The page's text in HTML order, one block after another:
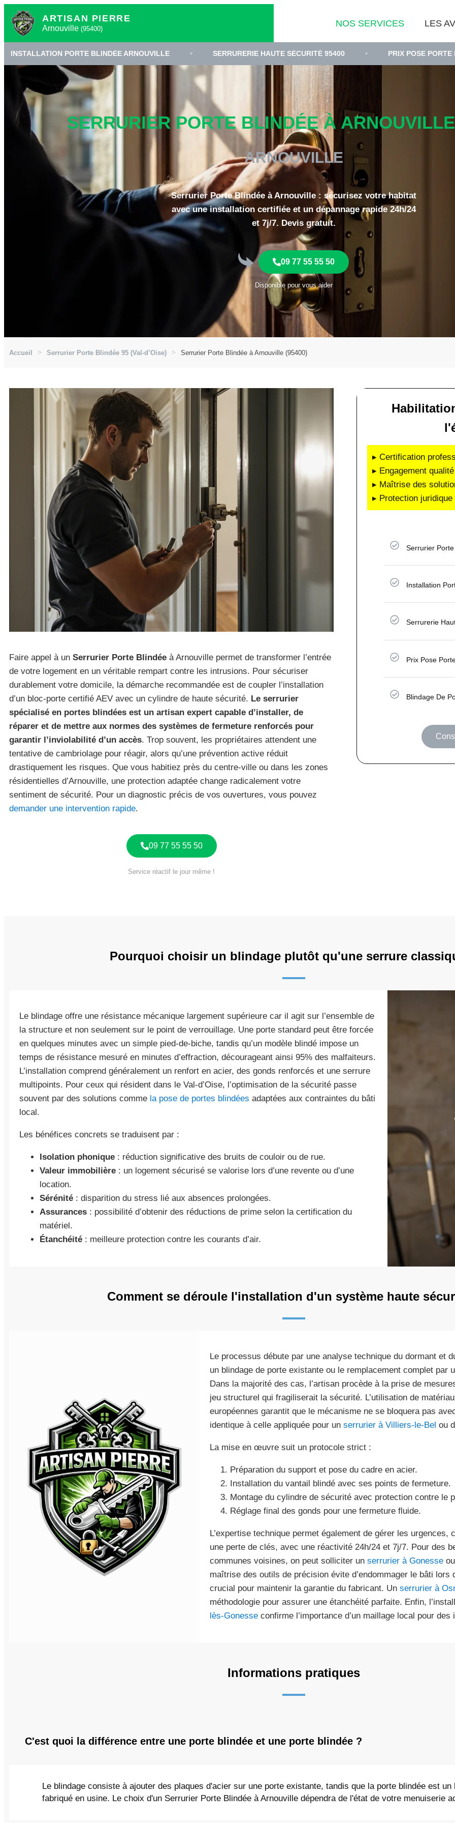
ARTISAN PIERRE
Arnouville (95400)
NOS SERVICES LES
PORTE BLINDÉE ARNOUVILLE • SERRURERIE HAUTE SÉCURITÉ 95400 • PRIX POSE PORTE BLINDÉE
SERRURIER PORTE BLINDÉE À
ARNOUVILLE
Serrurier Porte Blindée à Arnouville : sécurisez votre habitat
avec une installation certifiée et un dépannage rapide 24h/24
et 7j/7. Devis gratuit.
09 77 55 55 50
Disponible pour vous aider
Accueil Serrurier Porte Blindée 95 (Val-d’Oise) Serrurier Porte Blindée à Arnouville (95400)
Faire appel à un Serrurier Porte Blindée à Arnouville permet de transformer l’entrée
de votre logement en un véritable rempart contre les intrusions. Pour sécuriser
durablement votre domicile, la démarche recommandée est de coupler l’installation
d’un bloc-porte certifié AEV avec un cylindre de haute sécurité. Le serrurier
spécialisé en portes blindées est un artisan expert capable d’installer, de
réparer et de mettre aux normes des systèmes de fermeture renforcés pour
garantir l’inviolabilité d’un accès. Trop souvent, les propriétaires attendent une
tentative de cambriolage pour réagir, alors qu’une prévention active réduit
drastiquement les risques. Que vous habitiez près du centre-ville ou dans les zones
résidentielles d’Arnouville, une protection adaptée change radicalement votre
sentiment de sécurité. Pour un diagnostic précis de vos ouvertures, vous pouvez
demander une intervention rapide.
09 77 55 55 50
Service réactif le jour même !
▸ Certification
▸ Engagement
▸ Maîtrise des
▸ Protection
Serrurier
Installation
Serrurerie
Prix Pose
Blindage De
Pourquoi choisir un blindage plutôt qu'une serrure
Le blindage offre une résistance mécanique largement supérieure car il agit sur l’ensemble de
la structure et non seulement sur le point de verrouillage. Une porte standard peut être forcée
en quelques minutes avec un simple pied-de-biche, tandis qu’un modèle blindé impose un
temps de résistance mesuré en minutes d’effraction, décourageant ainsi 95% des malfaiteurs.
L’installation comprend généralement un renfort en acier, des gonds renforcés et une serrure
multipoints. Pour ceux qui résident dans le Val-d’Oise, l’optimisation de la sécurité passe
souvent par des solutions comme la pose de portes blindées adaptées aux contraintes du bâti
local.
Les bénéfices concrets se traduisent par :
Isolation phonique : réduction significative des bruits de couloir ou de rue.
Valeur immobilière : un logement sécurisé se valorise lors d’une revente ou d’une
location.
Sérénité : disparition du stress lié aux absences prolongées.
Assurances : possibilité d’obtenir des réductions de prime selon la certification du
matériel.
Étanchéité : meilleure protection contre les courants d’air.
Comment se déroule l'installation d'un système haute
Le processus débute par une analyse technique du dormant et
un blindage de porte existante ou le remplacement complet par
Dans la majorité des cas, l’artisan procède à la prise de
jeu structurel qui fragiliserait la sécurité. L’utilisation de
européennes garantit que le mécanisme ne se bloquera pas
identique à celle appliquée pour un serrurier à Villiers-le-Bel ou
La mise en œuvre suit un protocole strict :
Préparation du support et pose du cadre en acier.
Installation du vantail blindé avec ses points de fermeture.
Montage du cylindre de sécurité avec protection contre le
Réglage final des gonds pour une fermeture fluide.
L’expertise technique permet également de gérer les urgences,
une perte de clés, avec une réactivité 24h/24 et 7j/7. Pour des
communes voisines, on peut solliciter un serrurier à Gonesse
maîtrise des outils de précision évite d’endommager le bâti lors
crucial pour maintenir la garantie du fabricant. Un serrurier à
méthodologie pour assurer une étanchéité parfaite. Enfin,
lès-Gonesseconfirme l’importance d’un maillage local pour des
Informations pratiques
C'est quoi la différence entre une porte blindée et une porte blindée ?
Le blindage consiste à ajouter des plaques d'acier sur une porte existante, tandis que la porte blindée est un
fabriqué en usine. Le choix d'un Serrurier Porte Blindée à Arnouville dépendra de l'état de votre menuiserie